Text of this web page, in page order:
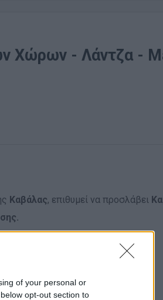
of your personal or
opt-out section to
Χώρων - Λάντζα -
Καβάλας, επιθυμεί να προσλάβει
(επιθυμητή)